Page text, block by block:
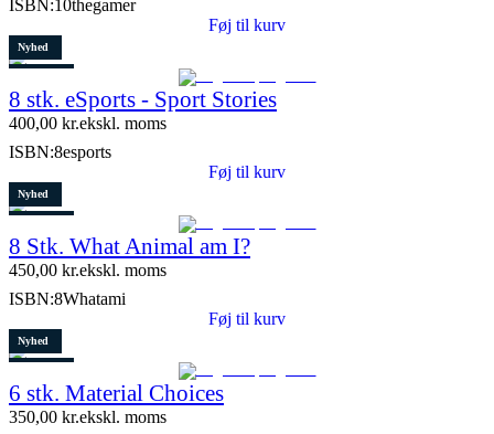
ISBN:10thegamer
Føj til kurv
Nyhed
6 stk. tilbage
8 stk. eSports - Sport Stories
400,00 kr.ekskl. moms
ISBN:8esports
Føj til kurv
Nyhed
10 stk. tilbage
8 Stk. What Animal am I?
450,00 kr.ekskl. moms
ISBN:8Whatami
Føj til kurv
Nyhed
5 stk. tilbage
6 stk. Material Choices
350,00 kr.ekskl. moms